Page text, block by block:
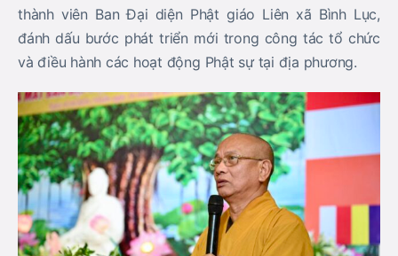
thành viên Ban Đại diện Phật giáo Liên xã Bình Lục,
đánh dấu bước phát triển mới trong công tác tổ chức
và điều hành các hoạt động Phật sự tại địa phương.